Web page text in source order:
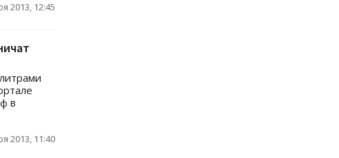
2013, 12:45
в
2013, 11:40